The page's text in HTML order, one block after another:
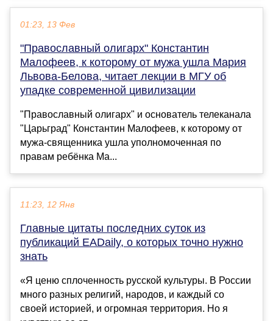
01:23, 13 Фев
"Православный олигарх" Константин
Малофеев, к которому от мужа ушла Мария
Львова-Белова, читает лекции в МГУ об
упадке современной цивилизации
"Православный олигарх" и основатель телеканала
"Царьград" Константин Малофеев, к которому от
мужа-священника ушла уполномоченная по
правам ребёнка Ма...
11:23, 12 Янв
Главные цитаты последних суток из
публикаций EADaily, о которых точно нужно
знать
«Я ценю сплоченность русской культуры. В России
много разных религий, народов, и каждый со
своей историей, и огромная территория. Но я